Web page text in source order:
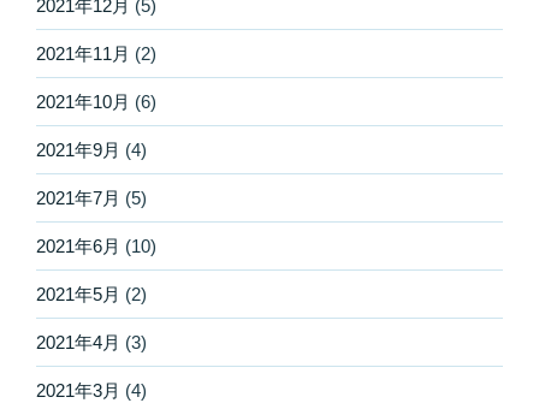
2021年12月 (5)
2021年11月 (2)
2021年10月 (6)
2021年9月 (4)
2021年7月 (5)
2021年6月 (10)
2021年5月 (2)
2021年4月 (3)
2021年3月 (4)